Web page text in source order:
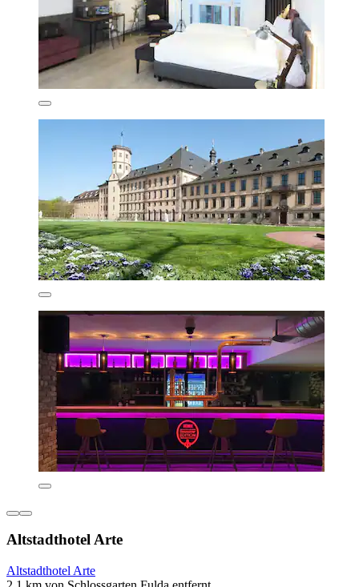
Altstadthotel Arte
Altstadthotel Arte